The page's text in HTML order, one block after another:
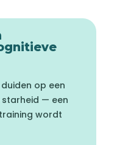
op een
— een
wordt